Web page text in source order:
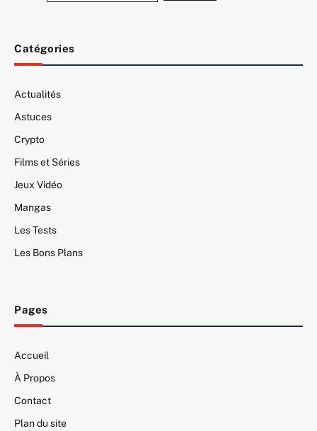
Catégories
Actualités
Astuces
Crypto
Films et Séries
Jeux Vidéo
Mangas
Les Tests
Les Bons Plans
Pages
Accueil
À Propos
Contact
Plan du site